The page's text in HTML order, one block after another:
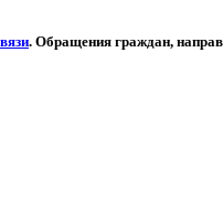
. Обращения граждан,